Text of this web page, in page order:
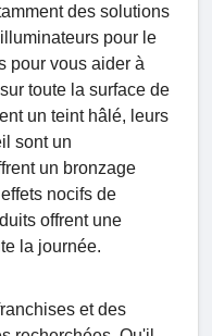
des solutions
pour le
pour vous aider à
toute la surface de
un teint hâlé, leurs
sont un
un bronzage
nocifs de
offrent une
la journée.
et des